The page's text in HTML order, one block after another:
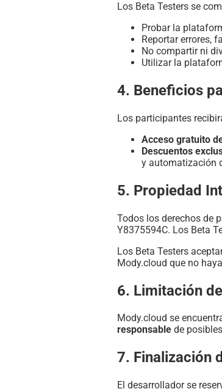
Los Beta Testers se
Probar la
Reportar errores,
No compartir ni
Utilizar la
4. Beneficios
Los participantes
Acceso gratuito
Descuentos
y automatización
5. Propiedad
Todos los derechos de
Y8375594C. Los Beta
Los Beta Testers
Mody.cloud que no
6. Limitación
Mody.cloud se
responsable de
7. Finalización
El desarrollador se